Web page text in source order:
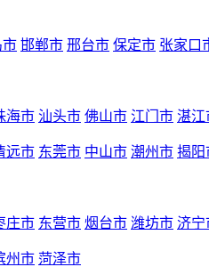
市 邯郸市 邢台市 保定市 张家口
海市 汕头市 佛山市 江门市 湛江
远市 东莞市 中山市 潮州市 揭阳
庄市 东营市 烟台市 潍坊市 济宁
州市 菏泽市